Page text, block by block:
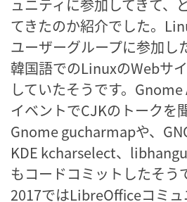
ュニティに参加してきて、
てきたのか紹介でした。
ユーザーグループに参加し
韓国語でのLinuxのWebサ
していたそうです。
イベントでCJKのトークを
Gnome gucharmapや、
KDE kcharselect、
もコードコミットしたそう
2017ではLibreOfficeコミ